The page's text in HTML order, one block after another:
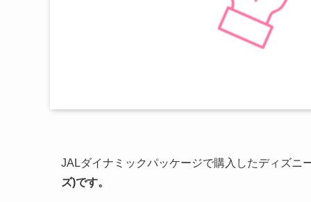
JALダイナミックパッケージで購入したディズニ
ズ)です。